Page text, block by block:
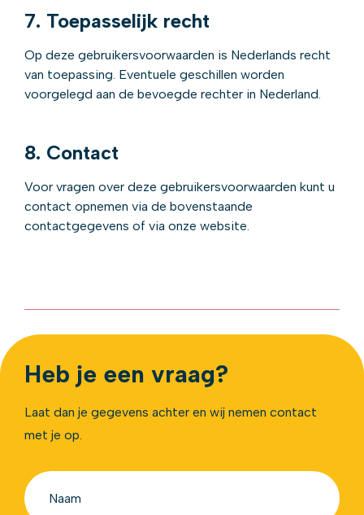
7. Toepasselijk recht
Op deze gebruikersvoorwaarden is Nederlands recht
van toepassing. Eventuele geschillen worden
voorgelegd aan de bevoegde rechter in Nederland.
8. Contact
Voor vragen over deze gebruikersvoorwaarden kunt u
contact opnemen via de bovenstaande
contactgegevens of via onze website.
Heb je een vraag?
Laat dan je gegevens achter en wij nemen contact
met je op.